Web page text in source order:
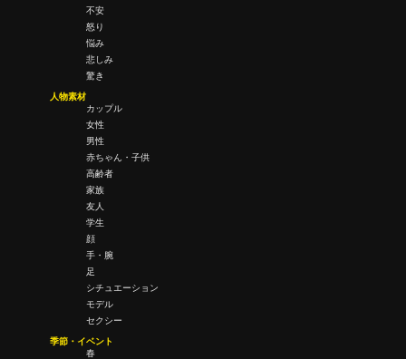
不安
怒り
悩み
悲しみ
驚き
人物素材
カップル
女性
男性
赤ちゃん・子供
高齢者
家族
友人
学生
顔
手・腕
足
シチュエーション
モデル
セクシー
季節・イベント
春